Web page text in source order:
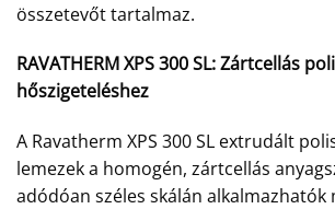
összetevőt tartalmaz.
RAVATHERM XPS 300 SL:Zártcellás
hőszigeteléshez
A Ravatherm XPS 300 SL extrudált
lemezek a homogén, zártcellás
adódóan széles skálán alkalmazhatók